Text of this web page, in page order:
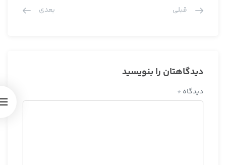
قبلی بعدی
دیدگاهتان را بنویسید
دیدگاه *